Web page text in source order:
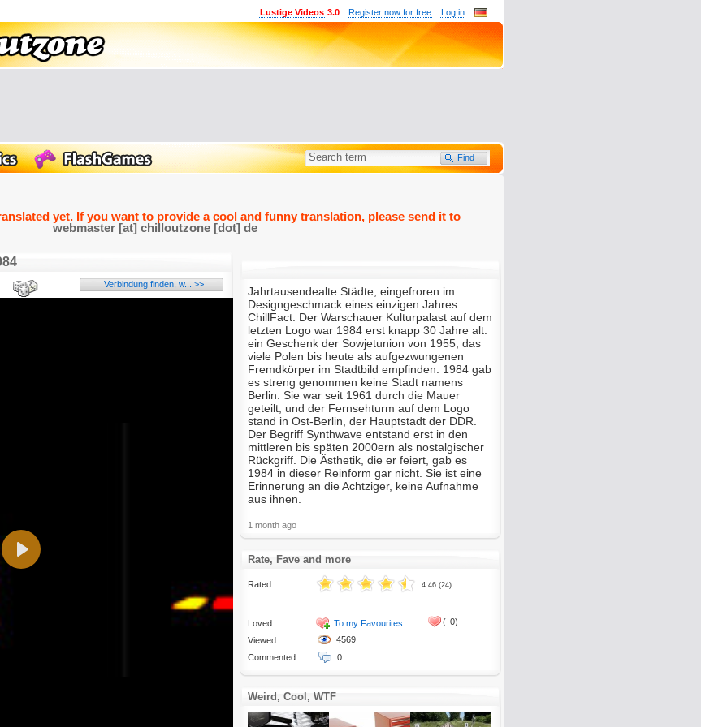
Log in
Register now for free
Lustige Videos 3.0
yet. If you want to provide a cool and funny translation, please send it to
webmaster [at] chilloutzone [dot] de
Verbindung finden, w... >>
Play
Jahrtausendealte Städte, eingefroren im
Designgeschmack eines einzigen Jahres.
ChillFact: Der Warschauer Kulturpalast auf dem
letzten Logo war 1984 erst knapp 30 Jahre alt:
ein Geschenk der Sowjetunion von 1955, das
viele Polen bis heute als aufgezwungenen
Fremdkörper im Stadtbild empfinden. 1984 gab
es streng genommen keine Stadt namens
Berlin. Sie war seit 1961 durch die Mauer
geteilt, und der Fernsehturm auf dem Logo
stand in Ost-Berlin, der Hauptstadt der DDR.
Der Begriff Synthwave entstand erst in den
mittleren bis späten 2000ern als nostalgischer
Rückgriff. Die Ästhetik, die er feiert, gab es
1984 in dieser Reinform gar nicht. Sie ist eine
Erinnerung an die Achtziger, keine Aufnahme
aus ihnen.
1 month ago
Rate, Fave and more
Rated
Loved:
Viewed:
Commented:
4.46 (24)
To my Favourites
4569
0
( 0)
Weird, Cool, WTF